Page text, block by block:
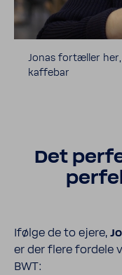
Jonas fortæller
kaffebar
Det
Ifølge de to ejere,
er der flere fordele
BWT: